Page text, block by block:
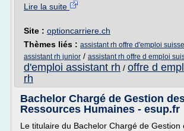
Lire la suite
Site : optioncarriere.ch
Thèmes liés : assistant rh offre d'emploi suisse
assistant rh junior / assistant rh offre d emploi
d'emploi assistant rh / offre d
rh
Bachelor Chargé de Gestion
Ressources Humaines - esup.fr
Le titulaire du Bachelor Chargé de Gestion